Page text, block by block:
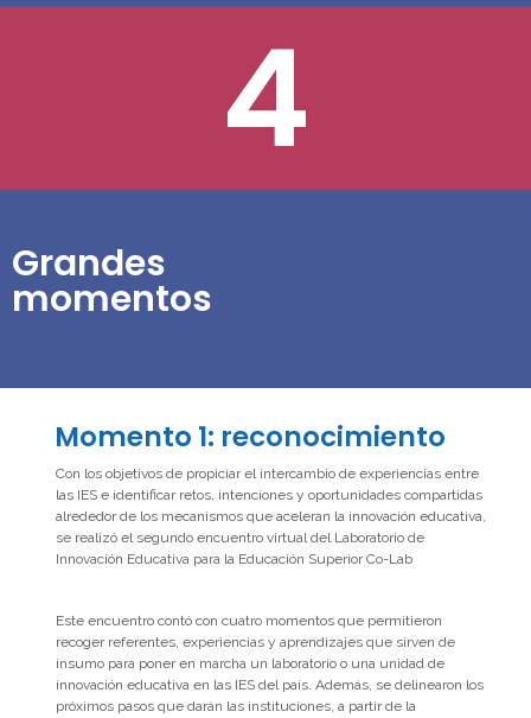
4
Grandes
momentos
Momento 1: reconocimiento
Con los objetivos de propiciar el intercambio de experiencias entre
las IES e identificar retos, intenciones y oportunidades compartidas
alrededor de los mecanismos que aceleran la innovación educativa,
se realizó el segundo encuentro virtual del Laboratorio de
Innovación Educativa para la Educación Superior Co-Lab
Este encuentro contó con cuatro momentos que permitieron
recoger referentes, experiencias y aprendizajes que sirven de
insumo para poner en marcha un laboratorio o una unidad de
innovación educativa en las IES del país. Además, se delinearon los
próximos pasos que darán las instituciones, a partir de la